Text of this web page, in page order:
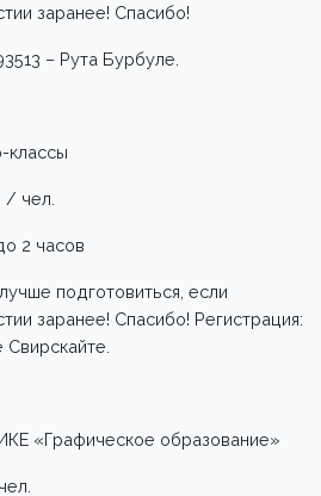
заранее! Спасибо!
– Рута Бурбуле.
/ чел.
2 часов
подготовиться, если
заранее! Спасибо! Регистрация:
«Графическое образование»